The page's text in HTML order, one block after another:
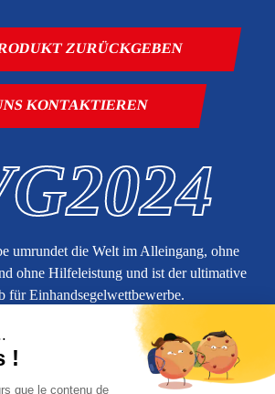
ZURÜCKGEBEN
KONTAKTIEREN
umrundet die Welt im Alleingang, ohne
ohne Hilfeleistung und ist der ultimative
für Einhandsegelwettbewerbe.
vendeeglobe.org